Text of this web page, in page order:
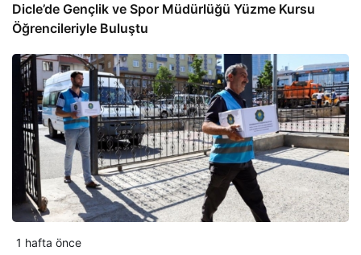
Dicle’de Gençlik ve Spor Müdürlüğü Yüzme Kursu
Öğrencileriyle Buluştu
1 hafta önce